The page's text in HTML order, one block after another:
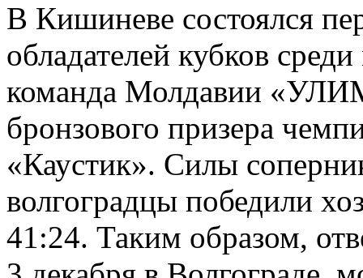
В Кишиневе состоялся
обладателей кубков
команда Молдавии
бронзового призера
«Каустик». Силы
волгоградцы победили
41:24. Таким образом,